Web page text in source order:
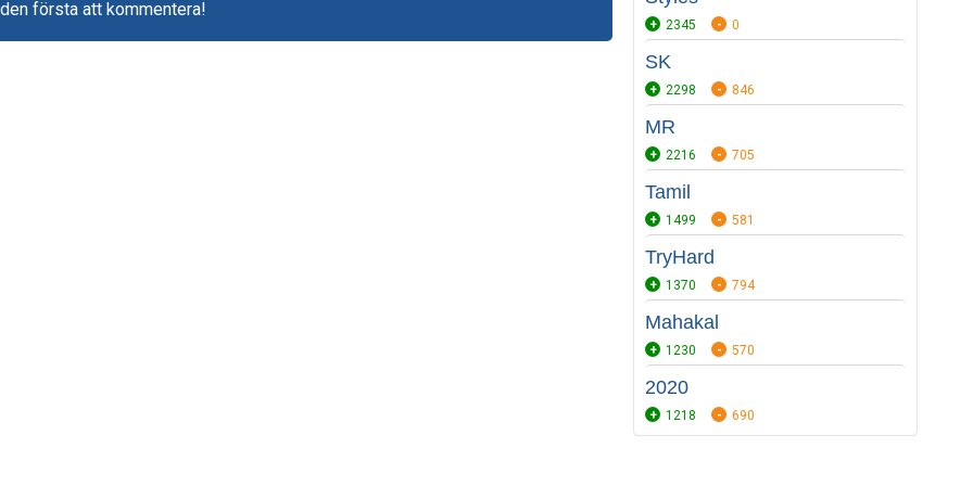
första att kommentera!
2345 0
SK
2298 846
MR
2216 705
Tamil
1499 581
TryHard
1370 794
Mahakal
1230 570
2020
1218 690